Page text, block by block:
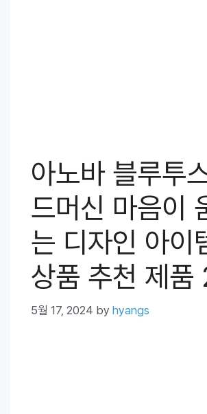
아노바 블루투
드머신 마음이
는 디자인 아이
상품 추천 제
5월 17, 2024 by hyangs